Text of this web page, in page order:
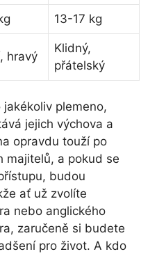
13-17 kg
hravý
Klidný,
přátelský
plemeno,
jejich výchova a
opravdu touží po
majitelů, a pokud se
budou
ať už zvolíte
nebo anglického
zaručeně si budete
pro život. A kdo